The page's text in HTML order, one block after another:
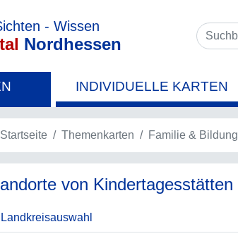
- Wissen
Nordhessen
INDIVIDUELLE KARTEN
Startseite Themenkarten Familie & Bildung
von Kindertagesstätten
Landkreisauswahl